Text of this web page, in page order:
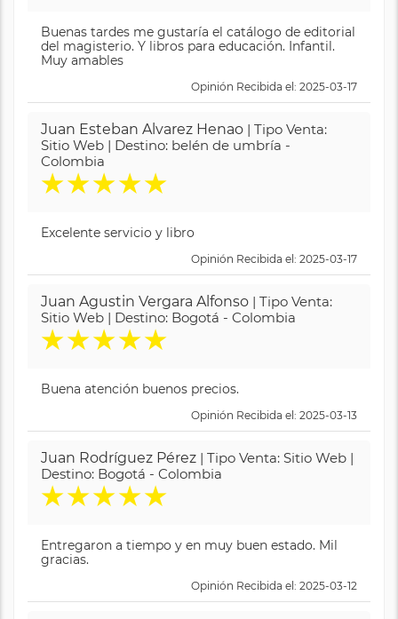
Buenas tardes me gustaría el catálogo de editorial
del magisterio. Y libros para educación. Infantil.
Muy amables
Opinión Recibida el: 2025-03-17
Juan Esteban Alvarez Henao | Tipo Venta:
Sitio Web | Destino: belén de umbría -
Colombia
★★★★★
Excelente servicio y libro
Opinión Recibida el: 2025-03-17
Juan Agustin Vergara Alfonso | Tipo Venta:
Sitio Web | Destino: Bogotá - Colombia
★★★★★
Buena atención buenos precios.
Opinión Recibida el: 2025-03-13
Juan Rodríguez Pérez | Tipo Venta: Sitio Web |
Destino: Bogotá - Colombia
★★★★★
Entregaron a tiempo y en muy buen estado. Mil
gracias.
Opinión Recibida el: 2025-03-12